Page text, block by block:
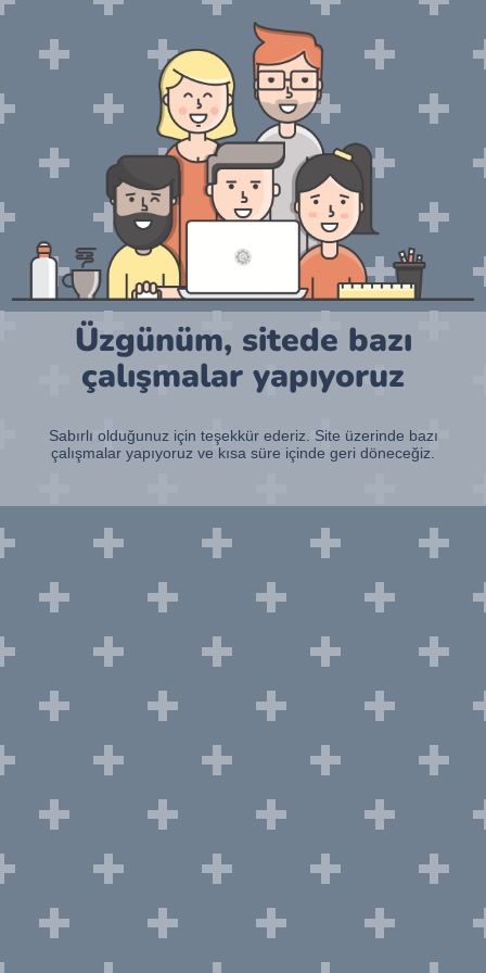
Üzgünüm, sitede bazı
çalışmalar yapıyoruz
Sabırlı olduğunuz için teşekkür ederiz. Site üzerinde bazı
çalışmalar yapıyoruz ve kısa süre içinde geri döneceğiz.